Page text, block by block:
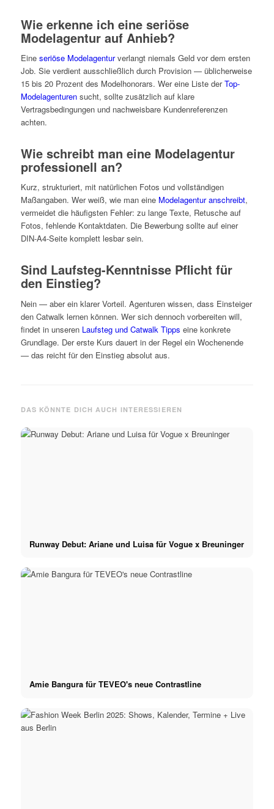
Wie erkenne ich eine seriöse
Modelagentur auf Anhieb?
Eine seriöse Modelagenturverlangt niemals Geld vor dem ersten
Job. Sie verdient ausschließlich durch Provision — üblicherweise
15 bis 20 Prozent des Modelhonorars. Wer eine Liste derTop-
Modelagenturensucht, sollte zusätzlich auf klare
Vertragsbedingungen und nachweisbare Kundenreferenzen
achten.
Wie schreibt man eine Modelagentur
professionell an?
Kurz, strukturiert, mit natürlichen Fotos und vollständigen
Maßangaben. Wer weiß, wie man eine Modelagentur anschreibt,
vermeidet die häufigsten Fehler: zu lange Texte, Retusche auf
Fotos, fehlende Kontaktdaten. Die Bewerbung sollte auf einer
DIN-A4-Seite komplett lesbar sein.
Sind Laufsteg-Kenntnisse Pflicht für
den Einstieg?
Nein — aber ein klarer Vorteil. Agenturen wissen, dass Einsteiger
den Catwalk lernen können. Wer sich dennoch vorbereiten will,
findet in unseren Laufsteg und Catwalk Tipps eine konkrete
Grundlage. Der erste Kurs dauert in der Regel ein Wochenende
— das reicht für den Einstieg absolut aus.
DAS KÖNNTE DICH AUCH INTERESSIEREN
Runway Debut: Ariane und Luisa für Vogue x Breuninger
Amie Bangura für TEVEO's neue Contrastline